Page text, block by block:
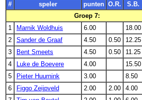
#
speler punten O.R. S.B.
Groep 7:
1
Marnik Woldhuis 6.00 18.00
2
Sander de Graaf 4.50 0.50 12.25
3
Bent Smeets 4.50 0.50 11.25
4
Luke de Boevere 4.00 15.50
5
Pieter Huurnink 3.00 8.50
6
Figgo Zeijpveld 2.00 2.00 4.00